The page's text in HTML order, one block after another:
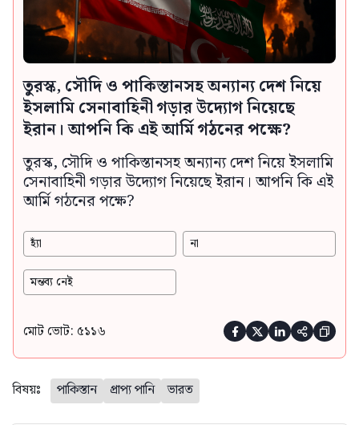
তুরস্ক, সৌদি ও পাকিস্তানসহ অন্যান্য দেশ নিয়ে
ইসলামি সেনাবাহিনী গড়ার উদ্যোগ নিয়েছে
ইরান। আপনি কি এই আর্মি গঠনের পক্ষে?
তুরস্ক, সৌদি ও পাকিস্তানসহ অন্যান্য দেশ নিয়ে ইসলামি
সেনাবাহিনী গড়ার উদ্যোগ নিয়েছে ইরান। আপনি কি এই
আর্মি গঠনের পক্ষে?
হ্যাঁ না
মন্তব্য নেই
মোট ভোট: ৫১১৬     
বিষয়ঃ পাকিস্তান প্রাপ্য পানি ভারত